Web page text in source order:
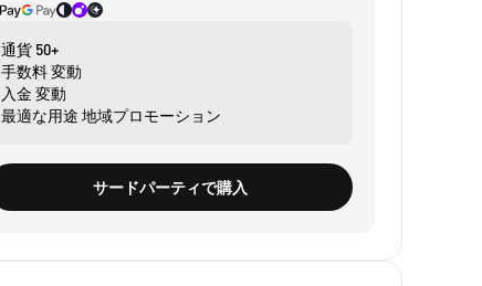
通貨 50+
手数料変動
入金 変動
最適な用途 地域プロモーション
サードパーティで購入